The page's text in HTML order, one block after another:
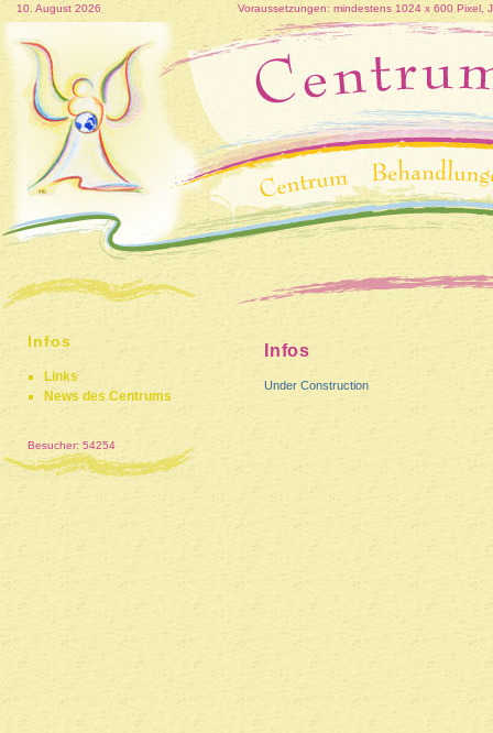
10. August 2026 Voraussetzungen: mindestens 1024 x 600 Pixel,
Infos
Links
News des Centrums
Besucher: 54254
Infos
Under Construction